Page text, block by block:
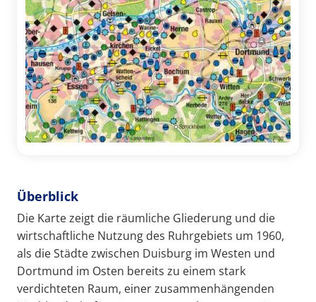
Überblick
Die Karte zeigt die räumliche Gliederung und die
wirtschaftliche Nutzung des Ruhrgebiets um 1960,
als die Städte zwischen Duisburg im Westen und
Dortmund im Osten bereits zu einem stark
verdichteten Raum, einer zusammenhängenden